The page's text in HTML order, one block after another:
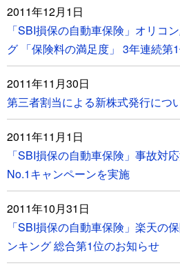
2011年12月1日
「SBI損保の自動車保険」オリコ
グ 「保険料の満足度」 3年連続第
2011年11月30日
第三者割当による新株式発行につ
2011年11月1日
「SBI損保の自動車保険」事故対
No.1キャンペーンを実施
2011年10月31日
「SBI損保の自動車保険」楽天の
ンキング 総合第1位のお知らせ